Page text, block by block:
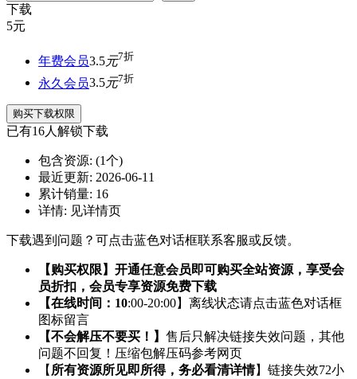
下载
5元
年费会员3.5元7折
永久会员3.5元7折
购买下载权限
已有16人解锁下载
包含资源: (1个)
最近更新: 2026-06-11
累计销量: 16
详情: 见详情页
下载遇到问题？可点击蓝色对话框联系客服或反馈。
【购买权限】开通任意会员即可购买全站资源，享受会
员折扣，会员专享资源免费下载
【在线时间：10:00-20:00】离线状态请点击蓝色对话框
图标留言
【不会解压不要买！】 售后只解决链接失效问题，其他
问题不回复！压缩包解压码参考网页
【 所有资源所见即所得，务必看清详情】链接失效72小